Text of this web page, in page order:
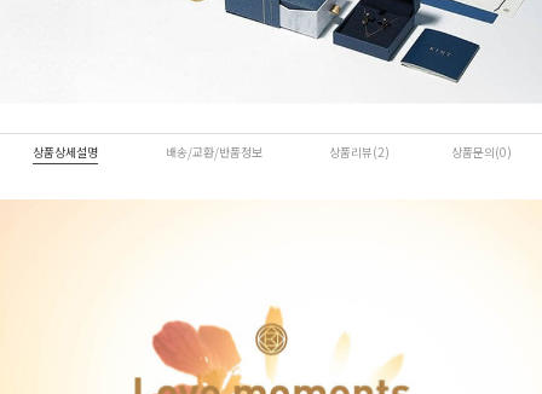
상품상세설명 배송/교환/반품정보 상품리뷰(2) 상품문의(0)